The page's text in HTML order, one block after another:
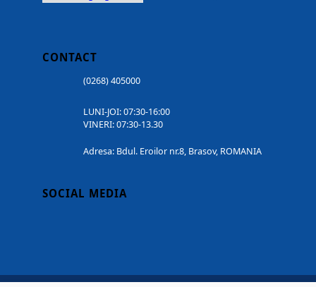
CONTACT
(0268) 405000
LUNI-JOI: 07:30-16:00
VINERI: 07:30-13.30
Adresa: Bdul. Eroilor nr.8, Brasov, ROMANIA
SOCIAL MEDIA